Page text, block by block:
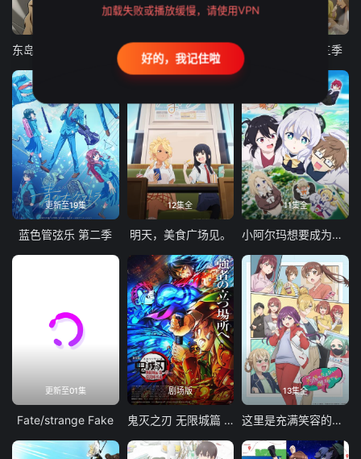
古诺希亚 致不灭的你 第三季
更新至19集
蓝色管弦乐 第二季
12集全
明天，美食广场见。
11集全
小阿尔玛想要成为家人
更新至01集
Fate/strange Fake
剧场版
鬼灭之刃 无限城篇 第一章 猗窝座再袭
13集全
这里是充满笑容的职场。
加载失败或播放缓慢，请使用VPN
好的，我记住啦